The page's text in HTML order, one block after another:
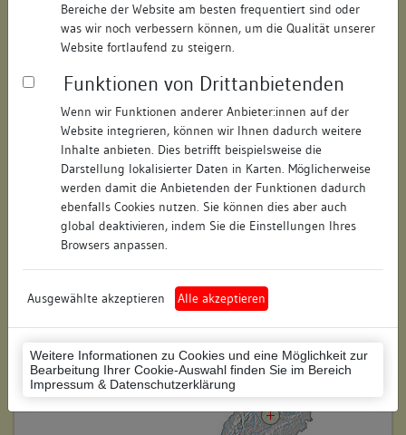
Bereiche der Website am besten frequentiert sind oder
was wir noch verbessern können, um die Qualität unserer
Website fortlaufend zu steigern.
Funktionen von Drittanbietenden
Wenn wir Funktionen anderer Anbieter:innen auf der
Website integrieren, können wir Ihnen dadurch weitere
Inhalte anbieten. Dies betrifft beispielsweise die
Darstellung lokalisierter Daten in Karten. Möglicherweise
werden damit die Anbietenden der Funktionen dadurch
ebenfalls Cookies nutzen. Sie können dies aber auch
global deaktivieren, indem Sie die Einstellungen Ihres
Browsers anpassen.
Ausgewählte akzeptieren Alle akzeptieren
Weitere Informationen zu Cookies und eine Möglichkeit zur
Bearbeitung Ihrer Cookie-Auswahl finden Sie im Bereich
Impressum & Datenschutzerklärung
Straße: Rotenbergstraße
Hausnummer: 55-81
Postleitzahl: 70190
Stadt-Teilort: Stuttgart
Regierungsbezirk: Stuttgart
Stuttgart (Stadtkreis)
Wohnplatzschlüssel: 8111000052
Flurstücknummer: keine
Historischer Straßenname: keiner
Lage des Wohnplatzes: